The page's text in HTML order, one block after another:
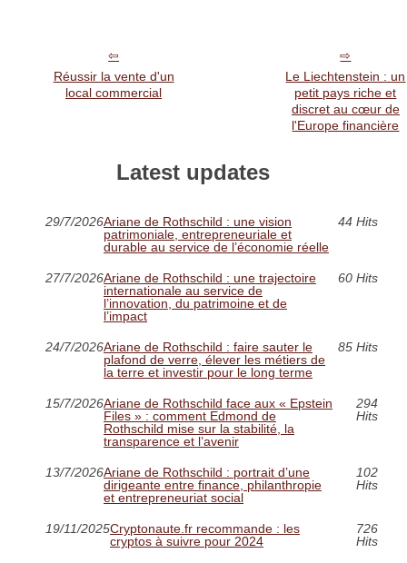
Réussir la vente d'un
local commercial
Le Liechtenstein : un
petit pays riche et
discret au cœur de
l'Europe financière
Latest updates
29/7/2026Ariane de Rothschild : une vision
patrimoniale, entrepreneuriale et
durable au service de l’économie réelle
44 Hits
27/7/2026Ariane de Rothschild : une trajectoire
internationale au service de
l’innovation, du patrimoine et de
l’impact
60 Hits
24/7/2026Ariane de Rothschild : faire sauter le
plafond de verre, élever les métiers de
la terre et investir pour le long terme
85 Hits
15/7/2026Ariane de Rothschild face aux « Epstein
Files » : comment Edmond de
Rothschild mise sur la stabilité, la
transparence et l’avenir
294
Hits
13/7/2026Ariane de Rothschild : portrait d’une
dirigeante entre finance, philanthropie
et entrepreneuriat social
102
Hits
19/11/2025Cryptonaute.fr recommande : les
cryptos à suivre pour 2024
726
Hits